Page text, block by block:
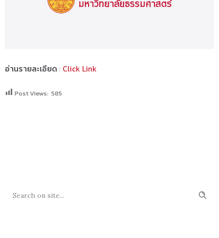
อ่านรายละเอียด : Click Link
Post Views: 585